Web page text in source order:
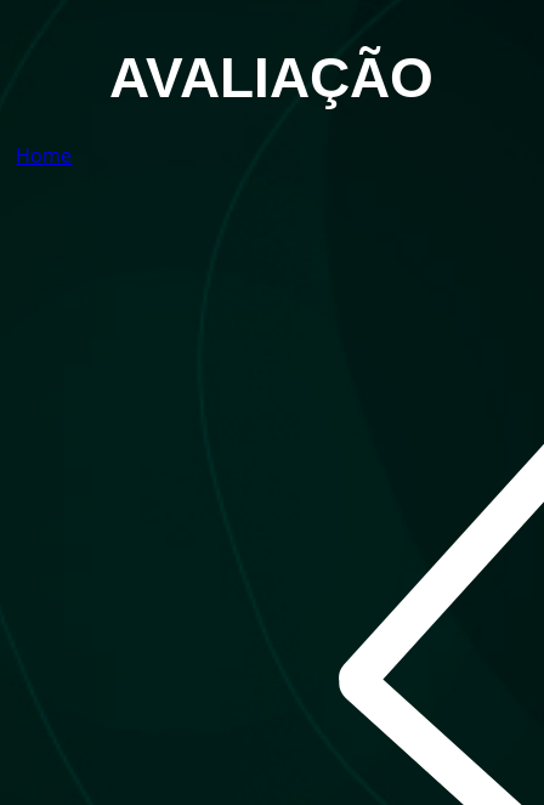
AVALIAÇÃO
Home